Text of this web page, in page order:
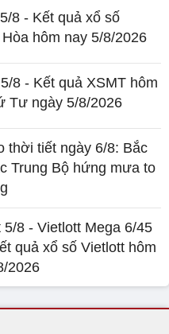
8 - Kết quả xổ số
hôm nay 5/8/2026
8 - Kết quả XSMT hôm
Tư ngày 5/8/2026
thời tiết ngày 6/8: Bắc
Trung Bộ hứng mưa to
5/8 - Vietlott Mega 6/45
quả xổ số Vietlott hôm
2026